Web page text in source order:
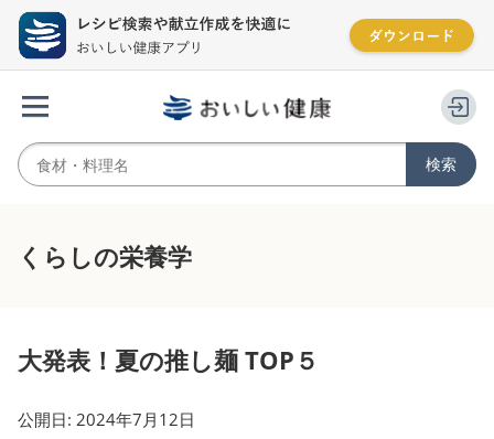
くらしの栄養学
大発表！夏の推し麺 TOP５
公開日: 2024年7月12日